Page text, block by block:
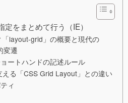
をまとめて行う（IE）
layout-grid」の概要と現代の
変遷
ートハンドの記述ルール
る「CSS Grid Layout」との違い
ィ